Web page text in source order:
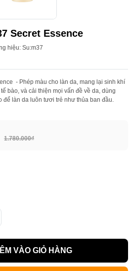
Secret Essence
hiệu: Su:m37
- Phép màu cho làn da, mang lại sinh khí
bào, và cải thiện mọi vấn đề về da, dùng
làn da luôn tươi trẻ như thủa ban đầu.
1.780.000₫
VÀO GIỎ HÀNG